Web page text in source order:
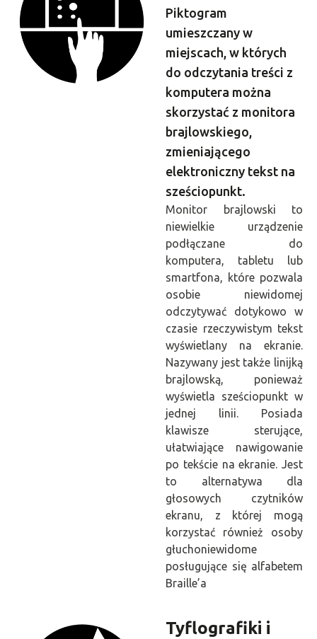
Piktogram
umieszczany w
miejscach, w których
do odczytania treści z
komputera można
skorzystać z monitora
brajlowskiego,
zmieniającego
elektroniczny tekst na
sześciopunkt.
Monitor brajlowski to
niewielkie urządzenie
podłączane do
komputera, tabletu lub
smartfona, które pozwala
osobie niewidomej
odczytywać dotykowo w
czasie rzeczywistym tekst
wyświetlany na ekranie.
Nazywany jest także linijką
brajlowską, ponieważ
wyświetla sześciopunkt w
jednej linii. Posiada
klawisze sterujące,
ułatwiające nawigowanie
po tekście na ekranie. Jest
to alternatywa dla
głosowych czytników
ekranu, z której mogą
korzystać również osoby
głuchoniewidome
posługujące się alfabetem
Braille’a
Tyflografiki i